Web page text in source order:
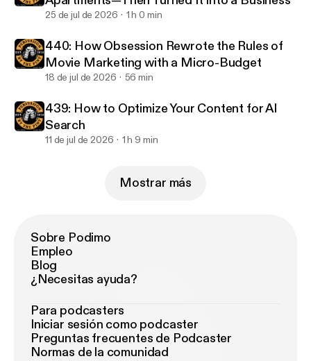
25 de jul de 2026 1 h 0 min
440: How Obsession Rewrote the Rules of
Movie Marketing with a Micro-Budget
18 de jul de 2026 56 min
439: How to Optimize Your Content for AI
Search
11 de jul de 2026 1 h 9 min
Mostrar más
Sobre Podimo
Empleo
Blog
¿Necesitas ayuda?
Para podcasters
Iniciar sesión como podcaster
Preguntas frecuentes de Podcaster
Normas de la comunidad